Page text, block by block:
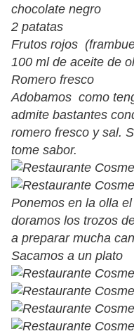
chocolate negro
2 patatas
Frutos rojos
100 ml de aceite de
Romero fresco
Adobamos como
admite bastantes
romero fresco y sal.
tome sabor.
Ponemos en la olla
doramos los trozos
a preparar mucha
Sacamos a un plato